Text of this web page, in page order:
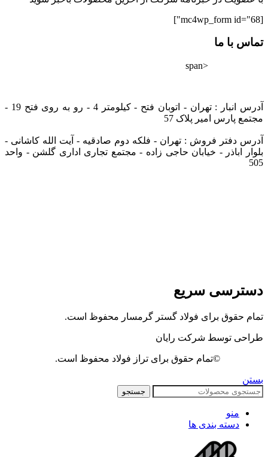
[mc4wp_form id="68"]
تماس با ما
<span
آدرس انبار : تهران - اتوبان فتح - کیلومتر 4 - رو به روی فتح 19 -
مجتمع پارس امیر پلاک 57
آدرس دفتر فروش : تهران - فلکه دوم صادقیه - آیت الله کاشانی -
بلوار اباذر - خیابان حاجی زاده - مجتمع تجاری اداری گلشن - واحد
505
دسترسی سریع
تمام حقوق برای فولاد گستر گرمسار محفوظ است.
طراحی توسط شرکت رایان
©تمام حقوق برای تراز فولاد محفوظ است.
بستن
جستجو
منو
دسته بندی ها